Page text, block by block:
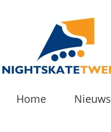
Home Nieuws